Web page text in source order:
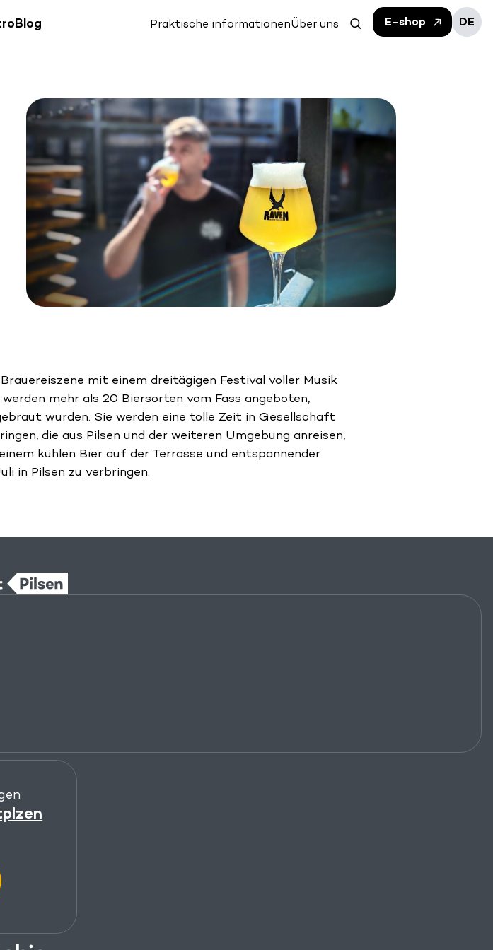
Blog Praktische informationenÜber uns E-shop DE
mit einem dreitägigen Festival voller Musik
mehr als 20 Biersorten vom Fass angeboten,
wurden. Sie werden eine tolle Zeit in Gesellschaft
die aus Pilsen und der weiteren Umgebung anreisen,
kühlen Bier auf der Terrasse und entspannender
in Pilsen zu verbringen.